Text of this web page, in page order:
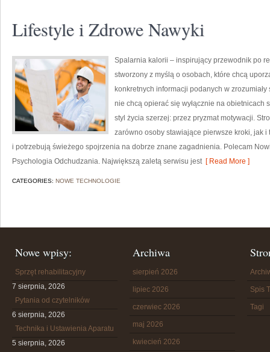
Lifestyle i Zdrowe Nawyki
Spalarnia kalorii – inspirujący przewodnik po
stworzony z myślą o osobach, które chcą
konkretnych informacji podanych w
nie chcą opierać się wyłącznie na obietnicach
styl życia szerzej: przez pryzmat motywacji.
zarówno osoby stawiające pierwsze kroki, jak
i potrzebują świeżego spojrzenia na dobrze znane zagadnienia. Polecam
Psychologia Odchudzania. Największą zaletą serwisu jest[ Read More ]
CATEGORIES: NOWE TECHNOLOGIE
Nowe wpisy:
Sprzęt rehabilitacyjny
7 sierpnia, 2026
Pytania od czytelników
6 sierpnia, 2026
Technika i Ustawienia Aparatu
5 sierpnia, 2026
Archiwa
sierpień 2026
lipiec 2026
czerwiec 2026
maj 2026
kwiecień 2026
Spis
Tagi